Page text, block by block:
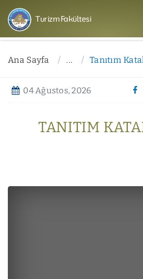
Turizm Fakültesi
Ana Sayfa ... Tanıtım
04 Ağustos, 2026
TANITIM